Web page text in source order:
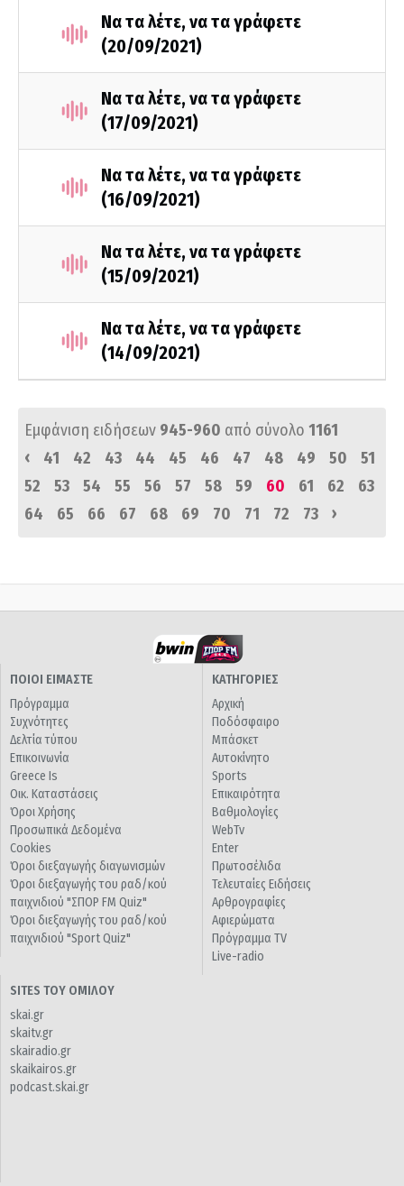
Να τα λέτε, να τα γράφετε
(20/09/2021)
Να τα λέτε, να τα γράφετε
(17/09/2021)
Να τα λέτε, να τα γράφετε
(16/09/2021)
Να τα λέτε, να τα γράφετε
(15/09/2021)
Να τα λέτε, να τα γράφετε
(14/09/2021)
Εμφάνιση ειδήσεων 945-960 από σύνολο 1161
‹
41 42 43 44 45 46 47 48 49 50
51
52
53 54 55 56 57 58 59 60 61 62
63
64
65 66 67 68 69 70 71 72 73 ›
ΠΟΙΟΙ ΕΙΜΑΣΤΕ
Πρόγραμμα
Συχνότητες
Δελτία τύπου
Επικοινωνία
Greece Is
Οικ. Καταστάσεις
Όροι Χρήσης
Προσωπικά Δεδομένα
Cookies
Όροι διεξαγωγής διαγωνισμών
Όροι διεξαγωγής του ραδ/κού
παιχνιδιού "ΣΠΟΡ FM Quiz"
Όροι διεξαγωγής του ραδ/κού
παιχνιδιού "Sport Quiz"
ΚΑΤΗΓΟΡΙΕΣ
Αρχική
Ποδόσφαιρο
Μπάσκετ
Αυτοκίνητο
Sports
Επικαιρότητα
Βαθμολογίες
WebTv
Enter
Πρωτοσέλιδα
Τελευταίες Ειδήσεις
Αρθρογραφίες
Αφιερώματα
Πρόγραμμα TV
Live-radio
SITES ΤΟΥ ΟΜΙΛΟΥ
skai.gr
skaitv.gr
skairadio.gr
skaikairos.gr
podcast.skai.gr